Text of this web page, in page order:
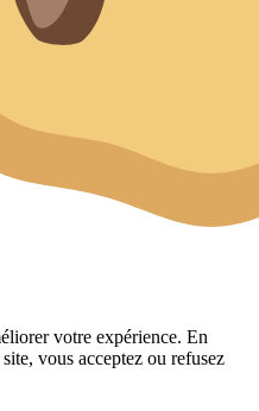
votre expérience. En
vous acceptez ou refusez